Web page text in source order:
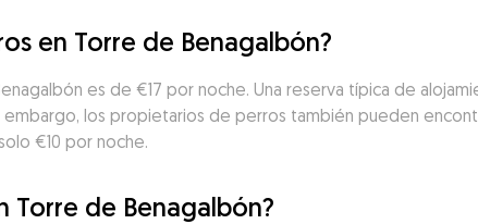
en Torre de Benagalbón?
es de €17 por noche. Una reserva típica de
embargo, los propietarios de perros también pueden
€10 por noche.
Torre de Benagalbón?